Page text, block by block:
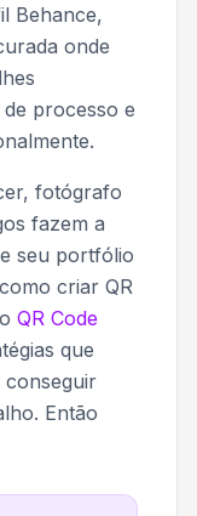
Behance,
onde
processo e
fotógrafo
fazem a
seu portfólio
criar QR
QR Code
que
conseguir
Então